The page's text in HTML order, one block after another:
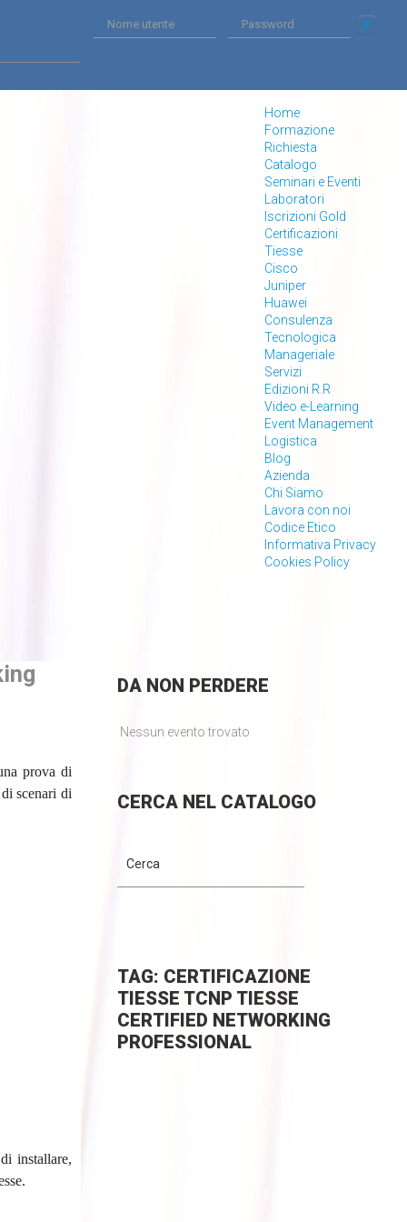
Home
Formazione
Richiesta
Catalogo
Seminari e Eventi
Laboratori
Iscrizioni Gold
Certificazioni
Tiesse
Cisco
Juniper
Huawei
Consulenza
Tecnologica
Manageriale
Servizi
Edizioni R.R
Video e-Learning
Event Management
Logistica
Blog
Azienda
Chi Siamo
Lavora con noi
Codice Etico
Informativa Privacy
Cookies Policy
prova di
scenari di
installare,
DANON PERDERE
Nessun evento trovato
CERCANEL CATALOGO
TAG: CERTIFICAZIONE
TIESSE TCNP TIESSE
CERTIFIED NETWORKING
PROFESSIONAL